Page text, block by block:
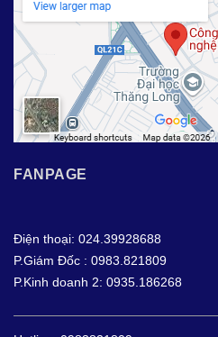
FANPAGE
Điện thoại: 024.39928688
P.Giám Đốc : 0983.821809
P.Kinh doanh 2: 0935.186268